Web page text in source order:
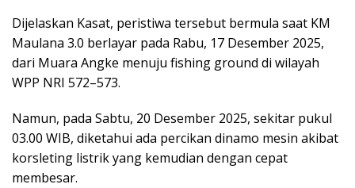
Dijelaskan Kasat, peristiwa tersebut bermula saat KM
Maulana 3.0 berlayar pada Rabu, 17 Desember 2025,
dari Muara Angke menuju fishing ground di wilayah
WPP NRI 572–573.
Namun, pada Sabtu, 20 Desember 2025, sekitar pukul
03.00 WIB, diketahui ada percikan dinamo mesin akibat
korsleting listrik yang kemudian dengan cepat
membesar.